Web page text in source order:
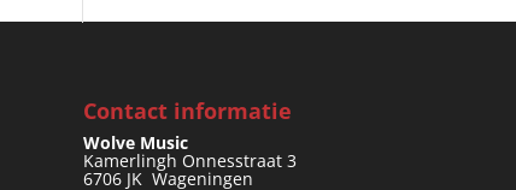
Contact informatie
Wolve Music
Kamerlingh Onnesstraat 3
6706 JK Wageningen